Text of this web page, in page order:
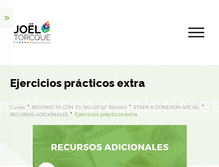
Ejercicios prácticos extra
Cursos RECONECTA CON TU SALUD (9ª Edición)
ETAPA 8. CONEXIÓN SOCIAL
RECURSOS ADICIONALES
Ejercicios prácticos extra